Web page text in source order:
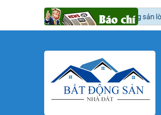
mua bất động sản lời ngay lúc mua? Tin tức